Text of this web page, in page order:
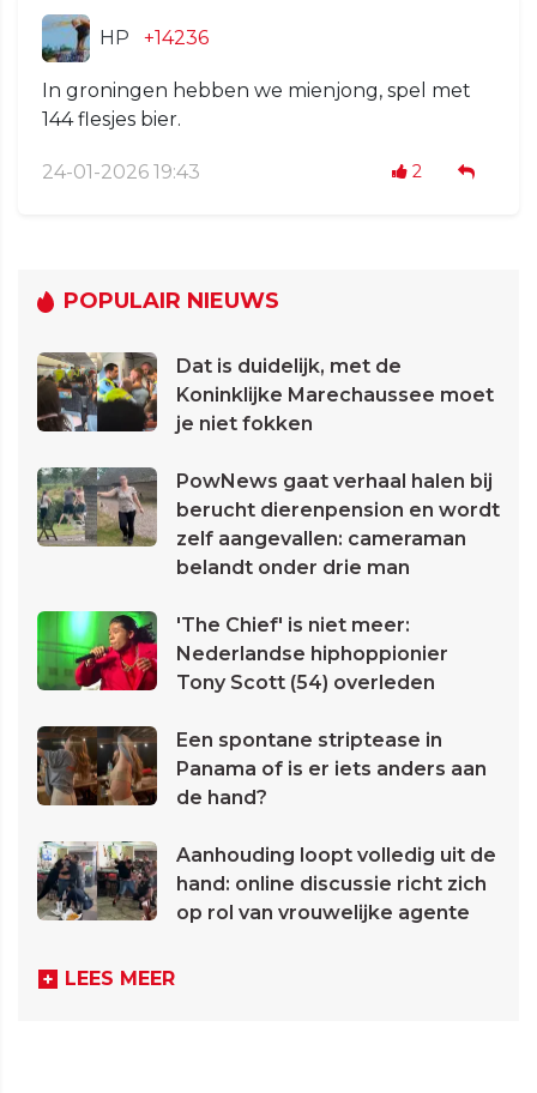
HP +14236
In groningen hebben we mienjong, spel met
144 flesjes bier.
24-01-2026 19:43 2
POPULAIR NIEUWS
Dat is duidelijk, met de
Koninklijke Marechaussee moet
je niet fokken
PowNews gaat verhaal halen bij
berucht dierenpension en wordt
zelf aangevallen: cameraman
belandt onder drie man
'The Chief' is niet meer:
Nederlandse hiphoppionier
Tony Scott (54) overleden
Een spontane striptease in
Panama of is er iets anders aan
de hand?
Aanhouding loopt volledig uit de
hand: online discussie richt zich
op rol van vrouwelijke agente
LEES MEER